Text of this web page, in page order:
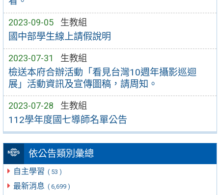
2023-09-05 生教組
國中部學生線上請假說明
2023-07-31 生教組
檢送本府合辦活動「看見台灣10週年攝影巡迴
展」活動資訊及宣傳圖稿，請周知。
2023-07-28 生教組
112學年度國七導師名單公告
依公告類別彙總
自主學習 ( 53 )
最新消息 ( 6,699 )